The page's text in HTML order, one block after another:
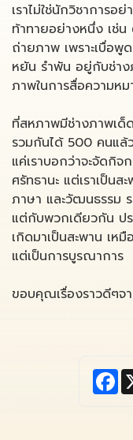
เราไม่ใช่นักวิชาการอ
ท้าทายอย่างหนึ่ง เช่
ถ่ายภาพ เพราะเบื่อพู
หยัน รำพัน อยู่กับช่าง
ภาพในการสื่อความห
ที่สหภาพมีช่างภาพเ
รวมกันได้ 500 คนแล้
แค่เราบอกว่าจะจัดกิจ
ศรัทธานะ แต่เราเป็นส
ภาษา และวัฒนธรรม
แต่กับพวกเดียวกัน ป
เกิดมาเป็นสะพาน เ
แต่เป็นการบูรณาการ
ขอบคุณเรื่องราวดีๆจ
F
a
c